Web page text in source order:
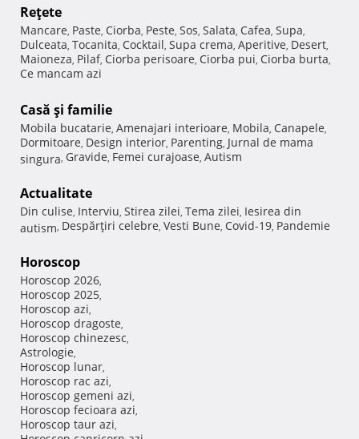
Reţete
Mancare, Paste, Ciorba, Peste, Sos, Salata, Cafea, Supa,
Dulceata, Tocanita, Cocktail, Supa crema, Aperitive, Desert,
Maioneza, Pilaf, Ciorba perisoare, Ciorba pui, Ciorba burta,
Ce mancam azi
Casă şi familie
Mobila bucatarie, Amenajari interioare, Mobila, Canapele,
Dormitoare, Design interior, Parenting, Jurnal de mama
singura, Gravide, Femei curajoase, Autism
Actualitate
Din culise, Interviu, Stirea zilei, Tema zilei, Iesirea din
autism, Despărţiri celebre, Vesti Bune, Covid-19, Pandemie
Horoscop
Horoscop 2026,
Horoscop 2025,
Horoscop azi,
Horoscop dragoste,
Horoscop chinezesc,
Astrologie,
Horoscop lunar,
Horoscop rac azi,
Horoscop gemeni azi,
Horoscop fecioara azi,
Horoscop taur azi,